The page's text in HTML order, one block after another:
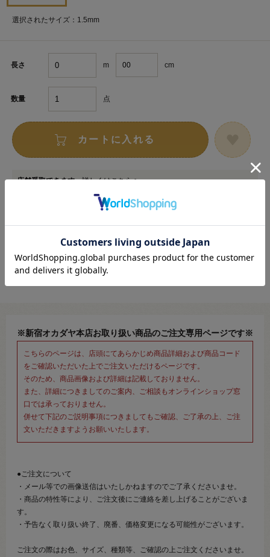
選択されたサイズ：1.5mm
長さ m cm
数量 点
カートに入れる
店舗受取できます詳しくはこちら >
お取り寄せ申し込みサービス対象商品詳しくはこちら >
※新宿オカダヤ本店お取り扱い商品のご注文専用ページです※
こちらのページは、店頭にてあらかじめ商品詳細および商品コード
をご確認いただいた上でご注文いただけるページです。
そのため、商品画像および詳細は記載しておりません。
また、詳細につきましてのご案内、ご相談もオンラインショップ窓
口では承っておりません。
併せて下記のご説明事項につきましてもご確認、ご了承の上、ご注
文いただきますようお願いいたします。
●ご注文について
・メール等での画像送信はいたしかねますのでご了承くださいませ。
・商品の特性等により、ご注文後にご連絡を差し上げることがございま
す。
・予告なく取り扱い終了、廃番、価格変更になる可能性がございます。
ご注文の際はお色、サイズ、種類等、ご確認の上ご注文くださいませ。